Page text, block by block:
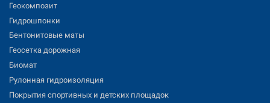
Геокомпозит
Гидрошпонки
Бентонитовые маты
Геосетка дорожная
Биомат
Рулонная гидроизоляция
Покрытия спортивных и детских площадок